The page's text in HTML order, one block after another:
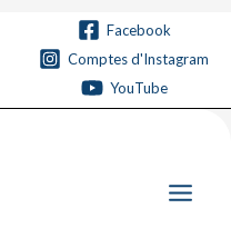
Facebook
Comptes d'Instagram
YouTube